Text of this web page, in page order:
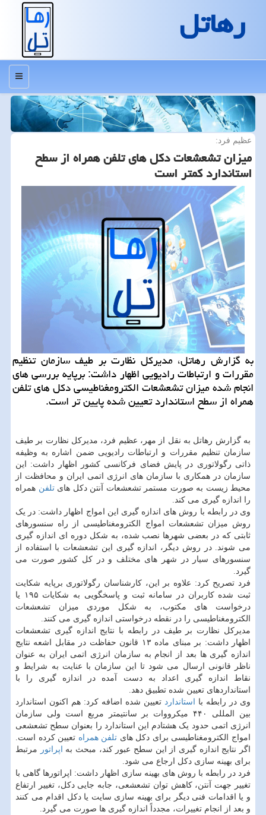
رهاتل
منو
عظیم فرد:
میزان تشعشعات دکل های تلفن همراه از سطح
استاندارد کمتر است
به گزارش رهاتل، مدیرکل نظارت بر طیف سازمان تنظیم
مقررات و ارتباطات رادیویی اظهار داشت: برپایه بررسی های
انجام شده میزان تشعشعات الکترومغناطیسی دکل های تلفن
همراه از سطح استاندارد تعیین شده پایین تر است.
به گزارش رهاتل به نقل از مهر، عظیم فرد، مدیرکل نظارت بر طیف
سازمان تنظیم مقررات و ارتباطات رادیویی ضمن اشاره به وظیفه
ذاتی رگولاتوری در پایش فضای فرکانسی کشور اظهار داشت: این
سازمان در همکاری با سازمان های انرژی اتمی ایران و محافظت از
محیط زیست به صورت مستمر تشعشعات آنتن دکل هایتلفن همراه
را اندازه گیری می کند.
وی در رابطه با روش های اندازه گیری این امواج اظهار داشت: در یک
روش میزان تشعشعات امواج الکترومغناطیسی از راه سنسورهای
ثابتی که در بعضی شهرها نصب شده، به شکل دوره ای اندازه گیری
می شوند. در روش دیگر، اندازه گیری این تشعشعات با استفاده از
سنسورهای سیار در شهر های مختلف و در کل کشور صورت می
گیرد.
فرد تصریح کرد: علاوه بر این، کارشناسان رگولاتوری برپایه شکایت
ثبت شده کاربران در سامانه ثبت و پاسخگویی به شکایات ۱۹۵ یا
درخواست های مکتوب، به شکل موردی میزان تشعشعات
الکترومغناطیسی را در نقطه درخواستی اندازه گیری می کنند.
مدیرکل نظارت بر طیف در رابطه با نتایج اندازه گیری تشعشعات
اظهار داشت: بر مبنای ماده ۱۳ قانون حفاظت در مقابل اشعه نتایج
اندازه گیری ها بعد از انجام به سازمان انرژی اتمی ایران به عنوان
ناظر قانونی ارسال می شود تا این سازمان با عنایت به شرایط و
نقاط اندازه گیری اعداد به دست آمده در اندازه گیری را با
استانداردهای تعیین شده تطبیق دهد.
وی در رابطه با استاندارد تعیین شده اضافه کرد: هم اکنون استاندارد
بین المللی ۴۴۰ میکرووات بر سانتیمتر مربع است ولی سازمان
انرژی اتمی حدود یک هشتادم این استاندارد را بعنوان سطح تشعشعی
امواج الکترومغناطیسی برای دکل های تلفن همراه تعیین کرده است.
اگر نتایج اندازه گیری از این سطح عبور کند، مبحث به اپراتور
مرتبط
برای بهینه سازی دکل ارجاع می شود.
فرد در رابطه با روش های بهینه سازی اظهار داشت: اپراتورها گاهی با
تغییر جهت آنتن، کاهش توان تشعشعی، جابه جایی دکل، تغییر ارتفاع
و یا اقدامات فنی دیگر برای بهینه سازی سایت یا دکل اقدام می کنند
و بعد از انجام تغییرات، مجدداً اندازه گیری ها صورت می گیرد.